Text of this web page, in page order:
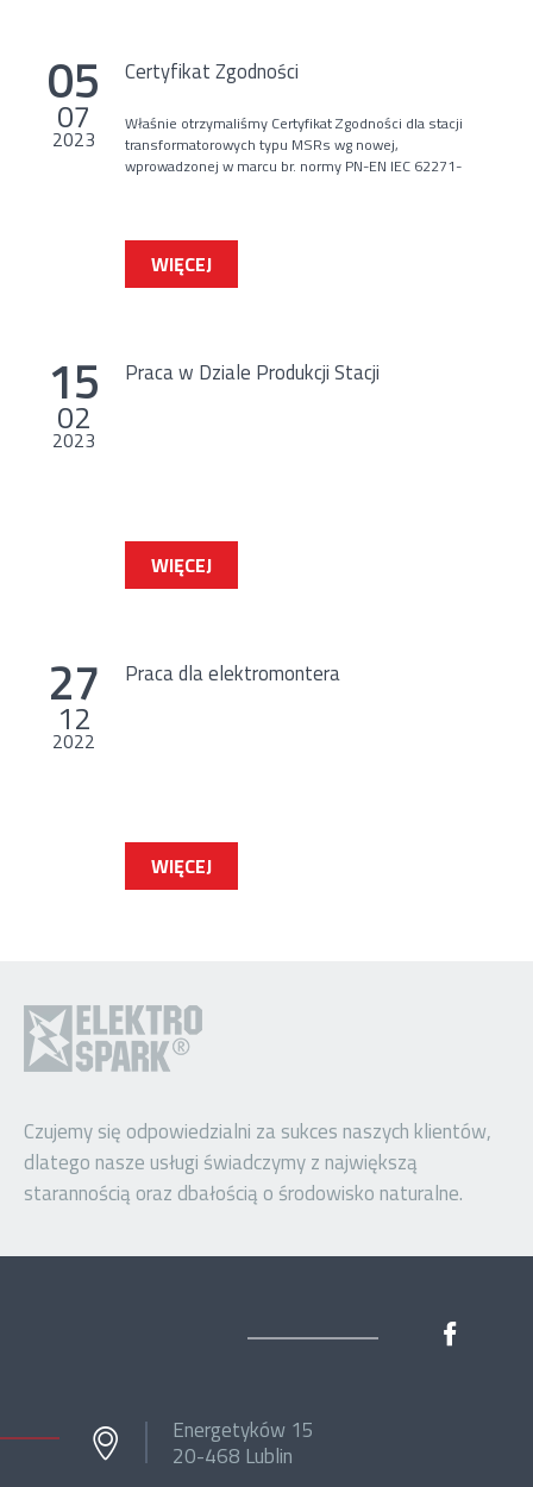
05
07
2023
Certyfikat Zgodności
Właśnie otrzymaliśmy Certyfikat Zgodności dla stacji
transformatorowych typu MSRs wg nowej,
wprowadzonej w marcu br. normy PN-EN IEC 62271-
WIĘCEJ
15
02
2023
Praca w Dziale Produkcji Stacji
WIĘCEJ
27
12
2022
Praca dla elektromontera
WIĘCEJ
Czujemy się odpowiedzialni za sukces naszych klientów,
dlatego nasze usługi świadczymy z największą
starannością oraz dbałością o środowisko naturalne.
Energetyków 15
20-468 Lublin